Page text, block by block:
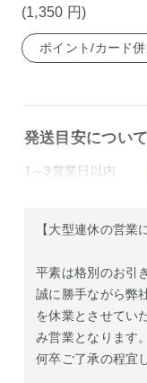
(1,350 円)
ポイント/カード
発送目安について
1～3営業日以内
【大型連休の営業
平素は格別のお引
誠に勝手ながら弊
を休業とさせてい
み営業となります。
何卒ご了承の程宜